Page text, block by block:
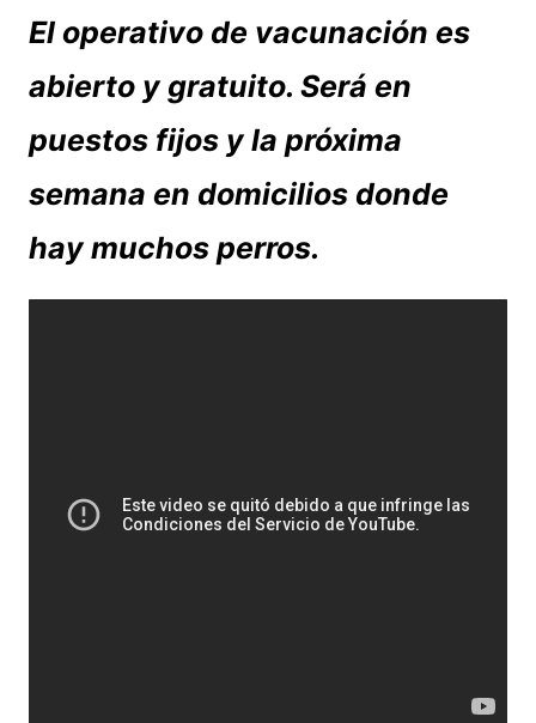
El operativo de vacunación es
abierto y gratuito. Será en
puestos fijos y la próxima
semana en domicilios donde
hay muchos perros.